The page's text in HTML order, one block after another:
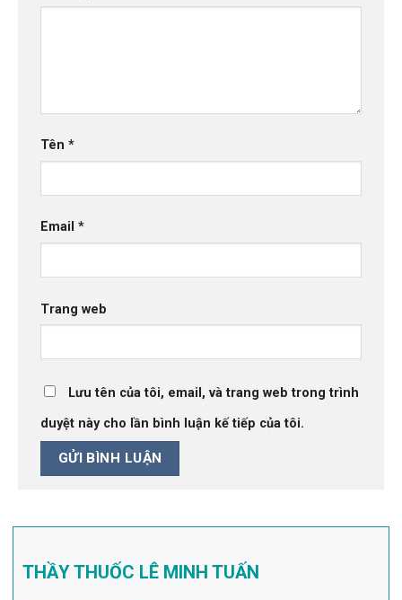
Tên *
Email *
Trang web
Lưu tên của tôi, email, và trang web trong trình
duyệt này cho lần bình luận kế tiếp của tôi.
THẦY THUỐC LÊ MINH TUẤN